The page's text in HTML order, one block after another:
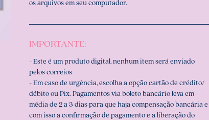
os arquivos em seu computador.
IMPORTANTE:
- Este é um produto digital, nenhum item será enviado
pelos correios
- Em caso de urgência, escolha a opção cartão de crédito/
débito ou Pix. Pagamentos via boleto bancário leva em
média de 2 a 3 dias para que haja compensação bancária e
com isso a confirmação de pagamento e a liberação do